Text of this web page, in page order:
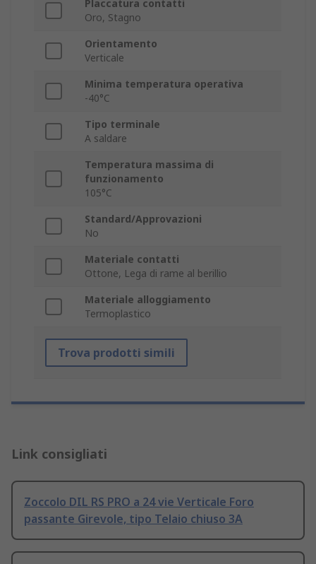
Placcatura contatti
Oro, Stagno
Orientamento
Verticale
Minima temperatura operativa
-40°C
Tipo terminale
A saldare
Temperatura massima di
funzionamento
105°C
Standard/Approvazioni
No
Materiale contatti
Ottone, Lega di rame al berillio
Materiale alloggiamento
Termoplastico
Trova prodotti simili
Link consigliati
Zoccolo DIL RS PRO a 24 vie Verticale Foro
passante Girevole, tipo Telaio chiuso 3A